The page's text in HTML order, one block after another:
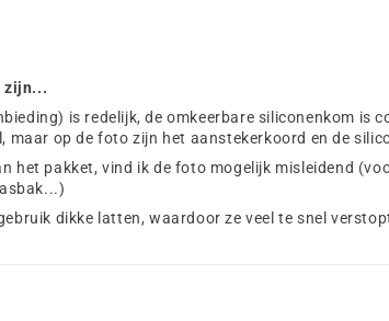
zijn...
is redelijk, de omkeerbare siliconenkom is
maar op de foto zijn het aanstekerkoord en de
het pakket, vind ik de foto mogelijk misleidend
dikke latten, waardoor ze veel te snel